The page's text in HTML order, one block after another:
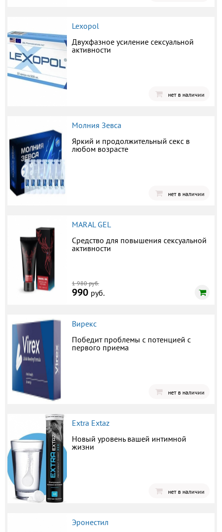
Lexopol
Двухфазное усиление сексуальной
активности
нет в наличии
Молния Зевса
Яркий и продолжительный секс в
любом возрасте
нет в наличии
MARAL GEL
Средство для повышения сексуальной
активности
1 980 руб.
990 руб.
Вирекс
Победит проблемы с потенцией с
первого приема
нет в наличии
Extra Extaz
Новый уровень вашей интимной
жизни
нет в наличии
Эронестил